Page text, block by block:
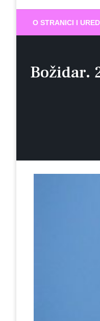
O STRANICI I
Božidar.